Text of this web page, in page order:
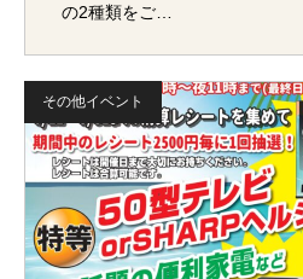
の2種類をご…
その他イベント